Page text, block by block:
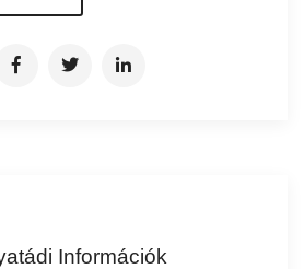
Információk